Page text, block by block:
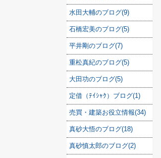
水田大輔のブログ(9)
石橋宏美のブログ(5)
平井剛のブログ(7)
重松真紀のブログ(5)
大田功のブログ(5)
定借（ﾃｲｼｬｸ）ブログ(1)
売買・建築お役立情報(34)
真砂大悟のブログ(18)
真砂慎太郎のブログ(2)